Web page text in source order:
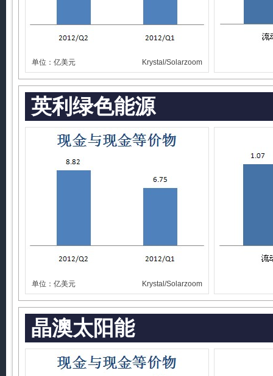
Krystal/Solarzoom
单位：亿美元
英利绿色能源
Krystal/Solarzoom
单位：亿美元
晶澳太阳能